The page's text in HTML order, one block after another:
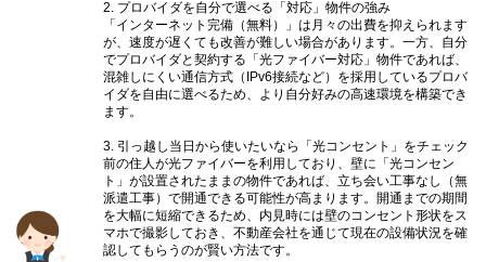
2. プロバイダを自分で選べる「対応」物件の強み
「インターネット完備（無料）」は月々の出費を抑えられます
が、速度が遅くても改善が難しい場合があります。一方、自分
でプロバイダと契約する「光ファイバー対応」物件であれば、
混雑しにくい通信方式（IPv6接続など）を採用しているプロバ
イダを自由に選べるため、より自分好みの高速環境を構築でき
ます。
3. 引っ越し当日から使いたいなら「光コンセント」をチェック
前の住人が光ファイバーを利用しており、壁に「光コンセン
ト」が設置されたままの物件であれば、立ち会い工事なし（無
派遣工事）で開通できる可能性が高まります。開通までの期間
を大幅に短縮できるため、内見時には壁のコンセント形状をス
マホで撮影しておき、不動産会社を通じて現在の設備状況を確
認してもらうのが賢い方法です。